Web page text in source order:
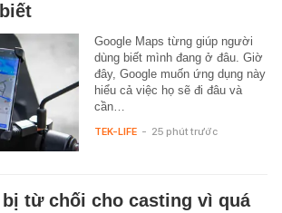
Google Maps từng giúp người
dùng biết mình đang ở đâu. Giờ
đây, Google muốn ứng dụng này
hiểu cả việc họ sẽ đi đâu và
cần…
TEK-LIFE - 25 phút trước
bị từ chối cho casting vì quá